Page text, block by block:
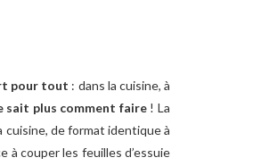
pour tout : dans la cuisine, à
sait plus comment faire! La
cuisine, de format identique à
à couper les feuilles d’essuie